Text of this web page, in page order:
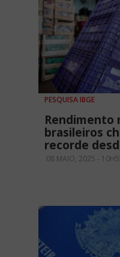
PESQUISA IBGE
Rendimento
brasileiros
recorde
08 MAIO, 2025 -